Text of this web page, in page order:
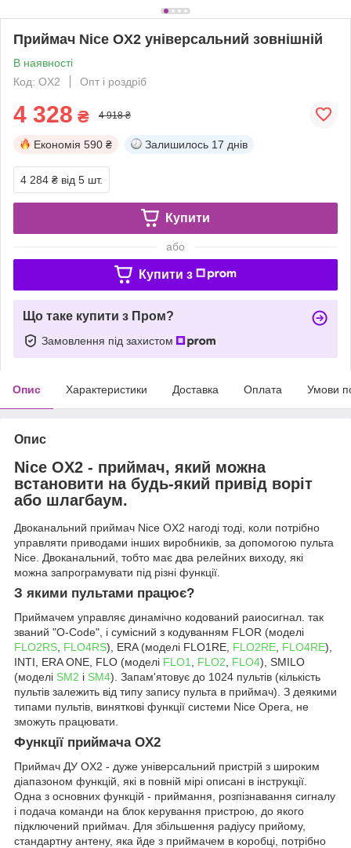
Приймач Nice OX2 універсальний зовнішній
В наявності
Код: OX2
Опт і роздріб
4 328 ₴ 4 918 ₴
Економія 590 ₴ Залишилось 17 днів
4 284 ₴ від 5 шт.
Купити
або
Купити з
Що таке купити з Пром?
Замовлення під захистом
Опис Характеристики Доставка Оплата Умови
Опис
Nice OX2 - приймач, який можна
встановити на будь-який привід воріт
або шлагбаум.
Двоканальний приймач Nice OX2 нагоді тоді, коли потрібно
управляти приводами інших виробників, за допомогою пульта
Nice. Двоканальний, тобто має два релейних виходу, які
можна запрограмувати під різні функції.
З якими пультами працює?
Приймачем управляє динамічно кодований раиосигнал. так
званий "O-Code", і сумісний з кодуванням FLOR (моделі
FLO2RS, FLO4RS), ERA (моделі FLO1RE, FLO2RE, FLO4RE),
INTI, ERA ONE, FLO (моделі FLO1, FLO2, FLO4), SMILO
(моделі SM2 і SM4). Запам'ятовує до 1024 пультів (кількість
пультів залежить від типу запису пульта в приймач). З деякими
типами пультів, виняткові функції системи Nice Opera, не
зможуть працювати.
Функції приймача OX2
Приймач ДУ OX2 - дуже універсальний пристрій з широким
діапазоном функцій, які в повній мірі описані в інструкції.
Одна з основних функцій - приймання, розпізнавання сигналу
і подача команди на блок керування пристрою, до якого
підключений приймач. Для збільшення радіусу прийому,
стандартну антену, яка йде з приймачем в коробці, потрібно